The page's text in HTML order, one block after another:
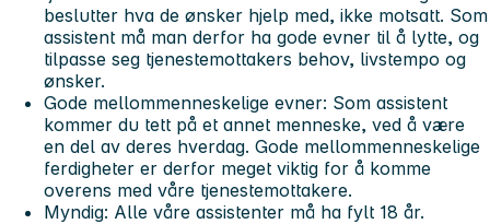
beslutter hva de ønsker hjelp med, ikke motsatt. Som
assistent må man derfor ha gode evner til å lytte, og
tilpasse seg tjenestemottakers behov, livstempo og
ønsker.
Gode mellommenneskelige evner: Som assistent
kommer du tett på et annet menneske, ved å være
en del av deres hverdag. Gode mellommenneskelige
ferdigheter er derfor meget viktig for å komme
overens med våre tjenestemottakere.
Myndig: Alle våre assistenter må ha fylt 18 år.